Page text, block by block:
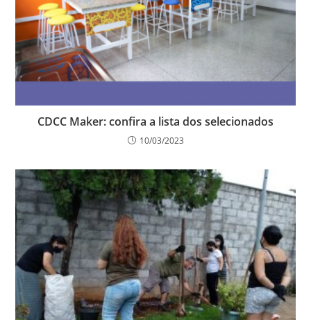
CDCC Maker: confira a lista dos selecionados
10/03/2023